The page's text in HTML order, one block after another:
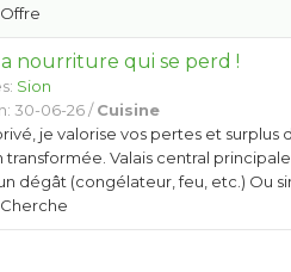
Offre
nourriture qui se perd !
Sion
30-06-26 /Cuisine
je valorise vos pertes et surplus
transformée. Valais central
dégât (congélateur, feu, etc.) Ou
Cherche